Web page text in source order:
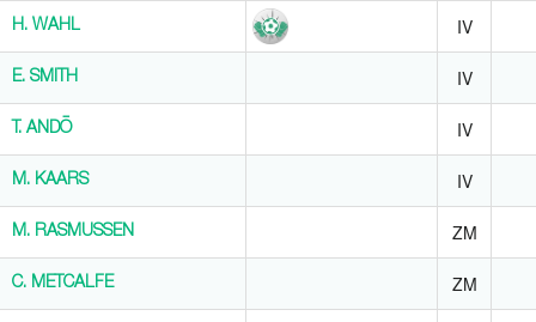
H. WAHL IV
E. SMITH IV
T. ANDŌ IV
M. KAARS IV
M. RASMUSSEN ZM
C. METCALFE ZM
H. WAHL
E. SMITH
T. ANDŌ
M. KAARS
M. RASMUSSEN
C. METCALFE